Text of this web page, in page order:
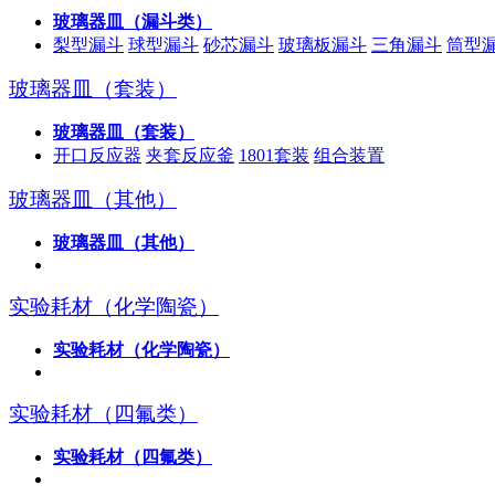
玻璃器皿（漏斗类）
梨型漏斗 球型漏斗 砂芯漏斗 玻璃板漏斗 三角漏斗 筒型
玻璃器皿（套装）
玻璃器皿（套装）
开口反应器 夹套反应釜 1801套装 组合装置
玻璃器皿（其他）
玻璃器皿（其他）
实验耗材（化学陶瓷）
实验耗材（化学陶瓷）
实验耗材（四氟类）
实验耗材（四氟类）